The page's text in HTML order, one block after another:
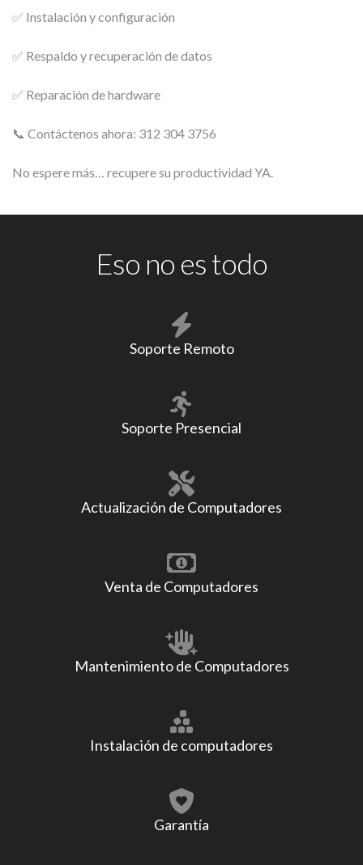
✅ Instalación y configuración
✅ Respaldo y recuperación de datos
✅ Reparación de hardware
📞 Contáctenos ahora: 312 304 3756
No espere más… recupere su productividad YA.
Eso no es todo
Soporte Remoto
Soporte Presencial
Actualización de Computadores
Venta de Computadores
Mantenimiento de Computadores
Instalación de computadores
Garantía